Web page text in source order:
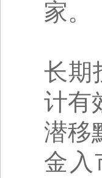
家。
长期
计有
潜移
金入